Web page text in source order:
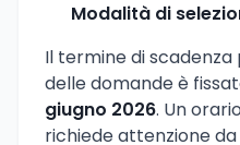
Modalità di
Il termine di
delle domande è
giugno 2026. Un
richiede attenzione